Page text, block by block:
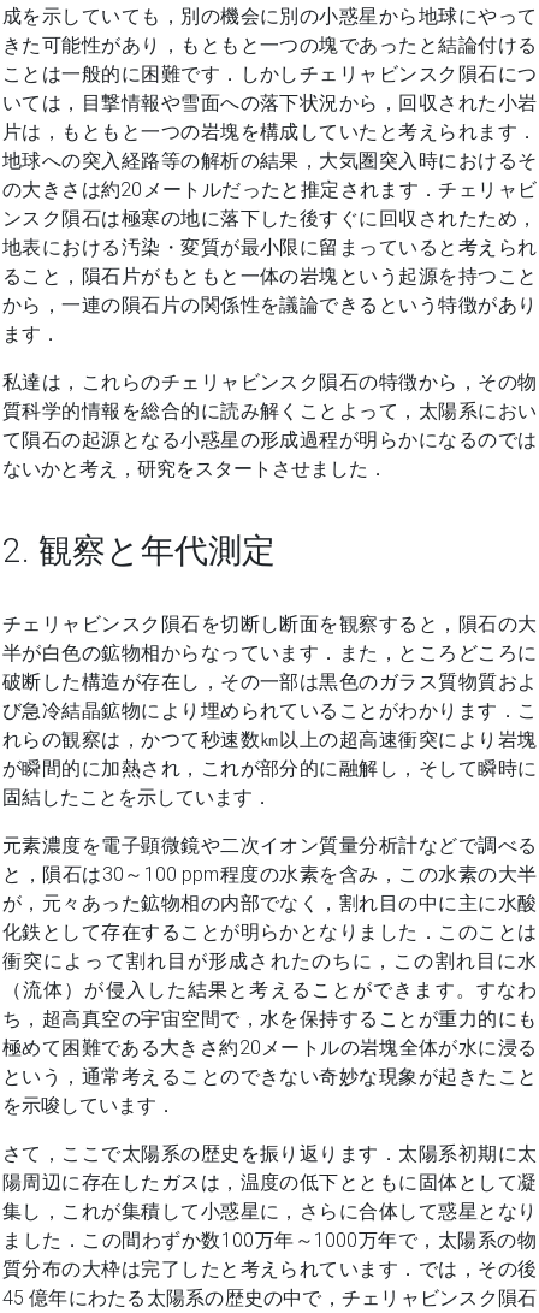
成を示していても，別の機会に別の小惑星から地球にやって
きた可能性があり，もともと一つの塊であったと結論付ける
ことは一般的に困難です．しかしチェリャビンスク隕石につ
いては，目撃情報や雪面への落下状況から，回収された小岩
片は，もともと一つの岩塊を構成していたと考えられます．
地球への突入経路等の解析の結果，大気圏突入時におけるそ
の大きさは約20メートルだったと推定されます．チェリャビ
ンスク隕石は極寒の地に落下した後すぐに回収されたため，
地表における汚染・変質が最小限に留まっていると考えられ
ること，隕石片がもともと一体の岩塊という起源を持つこと
から，一連の隕石片の関係性を議論できるという特徴があり
ます．
私達は，これらのチェリャビンスク隕石の特徴から，その物
質科学的情報を総合的に読み解くことよって，太陽系におい
て隕石の起源となる小惑星の形成過程が明らかになるのでは
ないかと考え，研究をスタートさせました．
2. 観察と年代測定
チェリャビンスク隕石を切断し断面を観察すると，隕石の大
半が白色の鉱物相からなっています．また，ところどころに
破断した構造が存在し，その一部は黒色のガラス質物質およ
び急冷結晶鉱物により埋められていることがわかります．こ
れらの観察は，かつて秒速数㎞以上の超高速衝突により岩塊
が瞬間的に加熱され，これが部分的に融解し，そして瞬時に
固結したことを示しています．
元素濃度を電子顕微鏡や二次イオン質量分析計などで調べる
と，隕石は30～100 ppm程度の水素を含み，この水素の大半
が，元々あった鉱物相の内部でなく，割れ目の中に主に水酸
化鉄として存在することが明らかとなりました．このことは
衝突によって割れ目が形成されたのちに，この割れ目に水
（流体）が侵入した結果と考えることができます。すなわ
ち，超高真空の宇宙空間で，水を保持することが重力的にも
極めて困難である大きさ約20メートルの岩塊全体が水に浸る
という，通常考えることのできない奇妙な現象が起きたこと
を示唆しています．
さて，ここで太陽系の歴史を振り返ります．太陽系初期に太
陽周辺に存在したガスは，温度の低下とともに固体として凝
集し，これが集積して小惑星に，さらに合体して惑星となり
ました．この間わずか数100万年～1000万年で，太陽系の物
質分布の大枠は完了したと考えられています．では，その後
45 億年にわたる太陽系の歴史の中で，チェリャビンスク隕石